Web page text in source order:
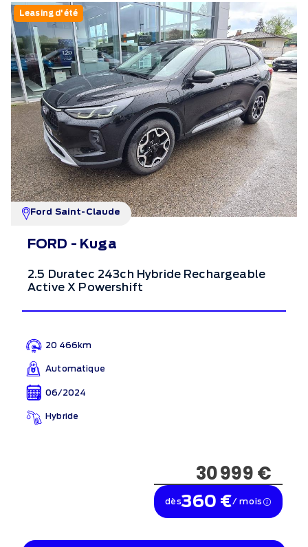
Leasing d'été
Ford Saint-Claude
FORD - Kuga
2.5 Duratec 243ch Hybride Rechargeable
Active X Powershift
20 466km
Automatique
06/2024
Hybride
30 999 €
dès360 €/ mois